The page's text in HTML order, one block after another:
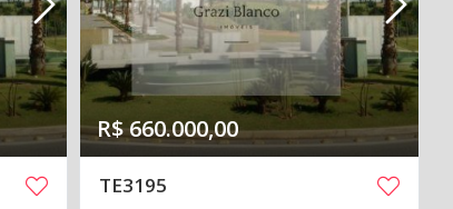
R$ 660.000,00
TE3195